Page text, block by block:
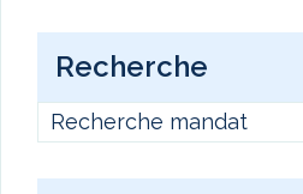
Recherche
Recherche mandat